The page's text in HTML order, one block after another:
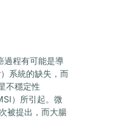
過程有可能是導
系統的缺失，而
不穩定性
）所引起。微
被提出，而大腸